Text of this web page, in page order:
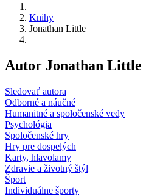
Knihy
Jonathan Little
Autor Jonathan Little
Sledovať autora
Odborné a náučné
Humanitné a spoločenské vedy
Psychológia
Spoločenské hry
Hry pre dospelých
Karty, hlavolamy
Zdravie a životný štýl
Šport
Individuálne športy